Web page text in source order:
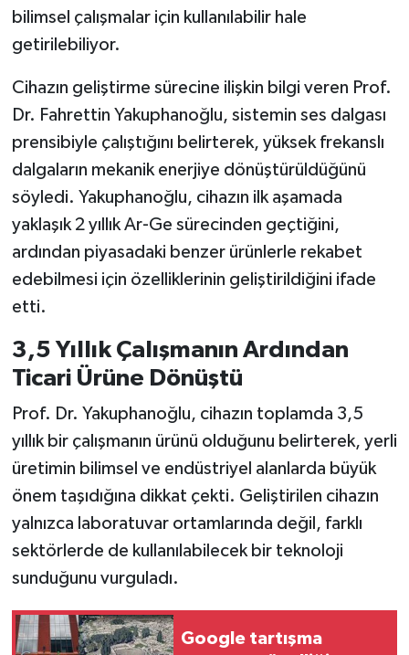
bilimsel çalışmalar için kullanılabilir hale
getirilebiliyor.
Cihazın geliştirme sürecine ilişkin bilgi veren Prof.
Dr. Fahrettin Yakuphanoğlu, sistemin ses dalgası
prensibiyle çalıştığını belirterek, yüksek frekanslı
dalgaların mekanik enerjiye dönüştürüldüğünü
söyledi. Yakuphanoğlu, cihazın ilk aşamada
yaklaşık 2 yıllık Ar-Ge sürecinden geçtiğini,
ardından piyasadaki benzer ürünlerle rekabet
edebilmesi için özelliklerinin geliştirildiğini ifade
etti.
3,5 Yıllık Çalışmanın Ardından
Ticari Ürüne Dönüştü
Prof. Dr. Yakuphanoğlu, cihazın toplamda 3,5
yıllık bir çalışmanın ürünü olduğunu belirterek, yerli
üretimin bilimsel ve endüstriyel alanlarda büyük
önem taşıdığına dikkat çekti. Geliştirilen cihazın
yalnızca laboratuvar ortamlarında değil, farklı
sektörlerde de kullanılabilecek bir teknoloji
sunduğunu vurguladı.
Google tartışma